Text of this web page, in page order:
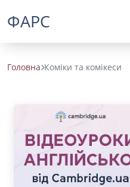
ФАРС
Головна Коміки та комікеси